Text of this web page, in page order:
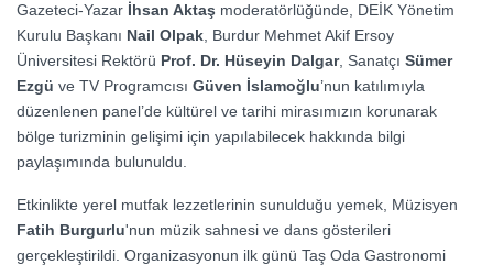
Gazeteci-Yazar İhsan Aktaş moderatörlüğünde, DEİK Yönetim
Kurulu Başkanı Nail Olpak , Burdur Mehmet Akif Ersoy
Üniversitesi Rektörü Prof. Dr. Hüseyin Dalgar, Sanatçı Sümer
Ezgü ve TV Programcısı Güven İslamoğlu’nun katılımıyla
düzenlenen panel’de kültürel ve tarihi mirasımızın korunarak
bölge turizminin gelişimi için yapılabilecek hakkında bilgi
paylaşımında bulunuldu.
Etkinlikte yerel mutfak lezzetlerinin sunulduğu yemek, Müzisyen
Fatih Burgurlu'nun müzik sahnesi ve dans gösterileri
gerçekleştirildi. Organizasyonun ilk günü Taş Oda Gastronomi